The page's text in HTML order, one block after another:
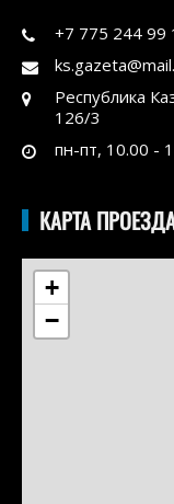
+7 775 244 99
Республика
126/3
пн-пт, 10.00 -
КАРТА
+
−